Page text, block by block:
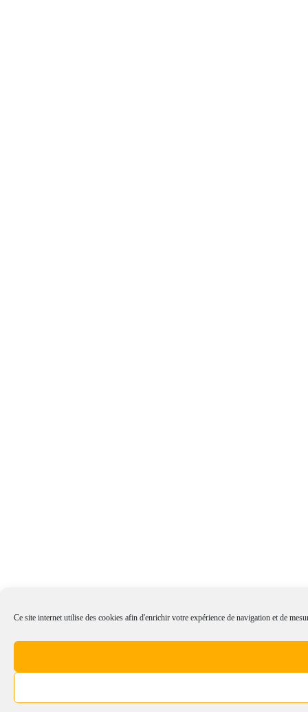
Ce site internet utilise des cookies afin d'enrichir votre expérience de navigation et de